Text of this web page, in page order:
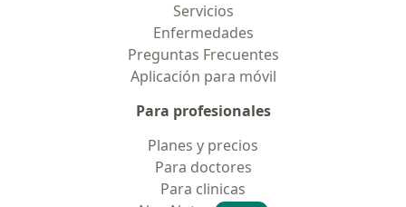
Servicios
Enfermedades
Preguntas Frecuentes
Aplicación para móvil
Para profesionales
Planes y precios
Para doctores
Para clinicas